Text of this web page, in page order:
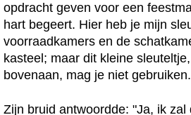
opdracht geven voor een
hart begeert. Hier heb je mijn
voorraadkamers en de
kasteel; maar dit kleine
bovenaan, mag je niet
Zijn bruid antwoordde: "Ja, ik